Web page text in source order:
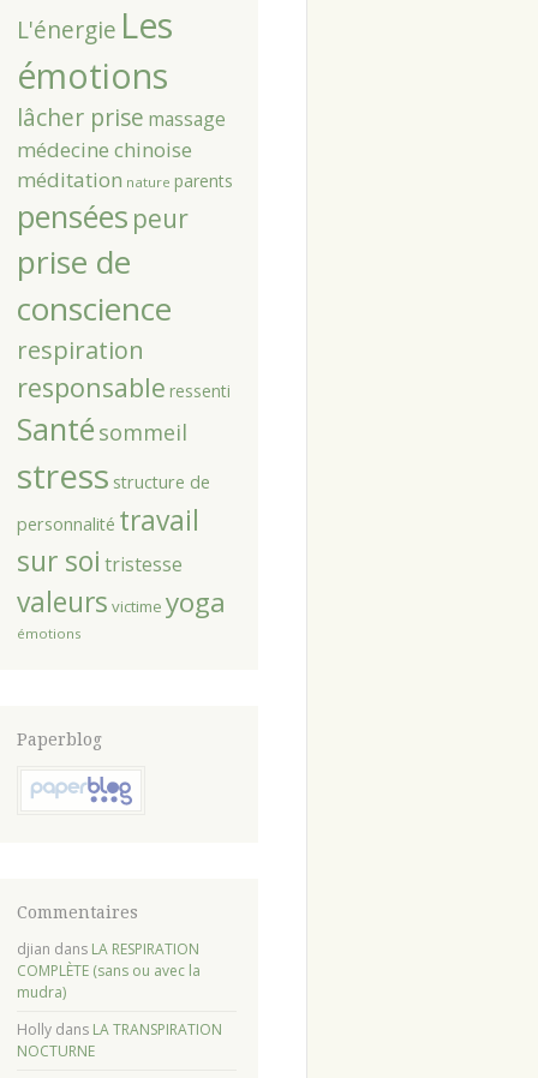
L'énergie Les
émotions
lâcher prise massage
médecine chinoise
méditation nature parents
pensées peur
prise de
conscience
respiration
responsable ressenti
Santé sommeil
stress structure de
personnalité travail
sur soi tristesse
valeurs victime yoga
émotions
Paperblog
Commentaires
djian dans LA RESPIRATION
COMPLÈTE (sans ou avec la
mudra)
Hollydans LA TRANSPIRATION
NOCTURNE